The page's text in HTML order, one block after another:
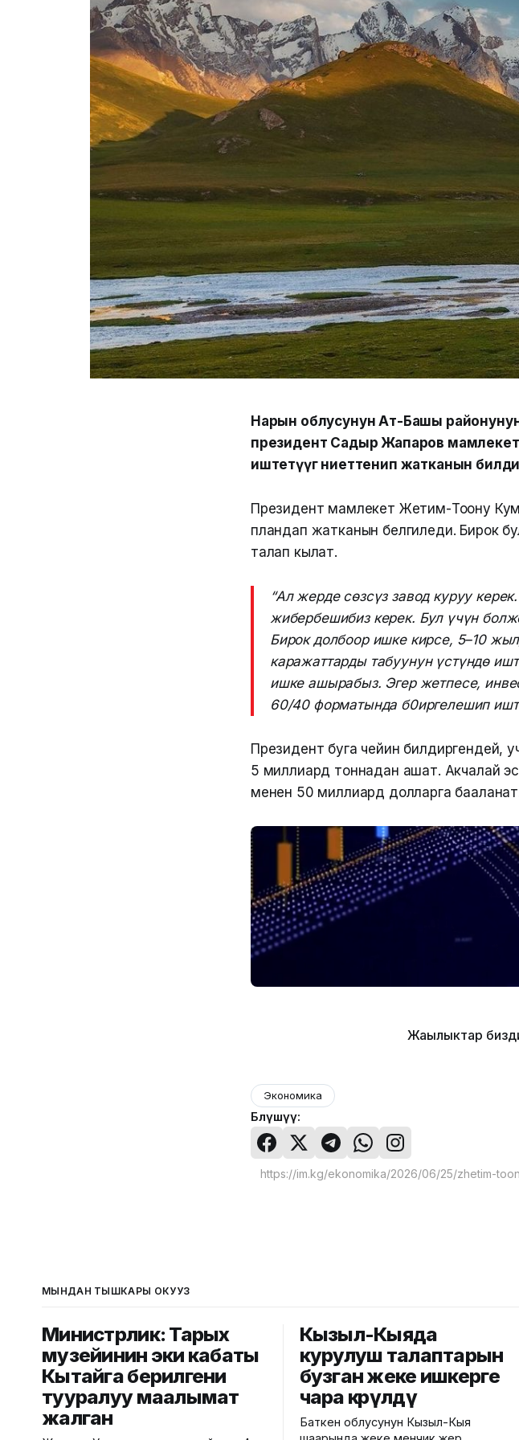
Нарын облусунун Ат-Башы
президент Садыр Жапаров
иштетүүгө ниеттенип жатканын
Президент мамлекет Жетим-Тоону
пландап жатканын белгиледи. Бирок
талап кылат.
“Ал жерде сөзсүз завод куруу
жибербешибиз керек. Бул үчүн
Бирок долбоор ишке кирсе, 5–10
каражаттарды табуунун үстүндө
ишке ашырабыз. Эгер жетпесе,
60/40 форматында б0иргелешип
Президент буга чейин билдиргендей,
5 миллиард тоннадан ашат. Акчалай
менен 50 миллиард долларга
Жаңылыктар
Экономика
Бөлүшүү:
МЫНДАН ТЫШКАРЫ ОКУҢУЗ
Министрлик: Тарых
музейинин эки кабаты
Кытайга берилгени
тууралуу маалымат
жалган
Кызыл-Кыяда
курулуш талаптарын
бузган жеке ишкерге
чара көрүлдү
Баткен облусунун Кызыл-Кыя